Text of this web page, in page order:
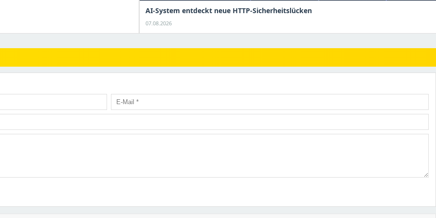
AI-System entdeckt neue HTTP-Sicherheitslücken
07.08.2026